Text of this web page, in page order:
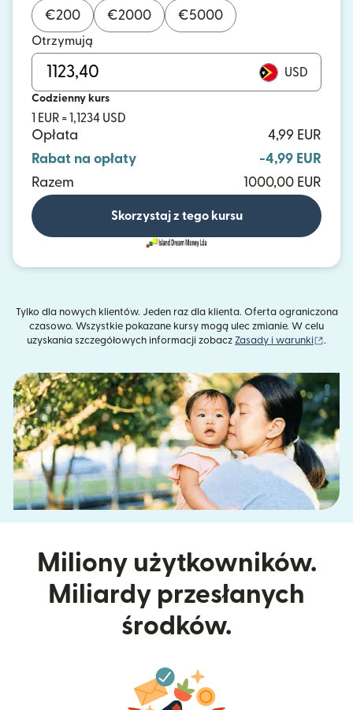
€200 €2000 €5000
Otrzymują
USD
Codzienny kurs
1 EUR = 1,1234 USD
Opłata
4,99 EUR
Rabat na opłaty
-4,99 EUR
Razem
1000,00 EUR
Skorzystaj z tego kursu
Tylko dla nowych klientów. Jeden raz dla klienta. Oferta ograniczona
czasowo. Wszystkie pokazane kursy mogą ulec zmianie. W celu
uzyskania szczegółowych informacji zobacz Zasady i warunki .
Miliony użytkowników.
Miliardy przesłanych
środków.